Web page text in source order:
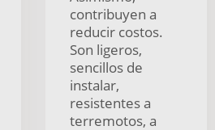
contribuyen a
reducir costos.
Son ligeros,
sencillos de
instalar,
resistentes a
terremotos, a